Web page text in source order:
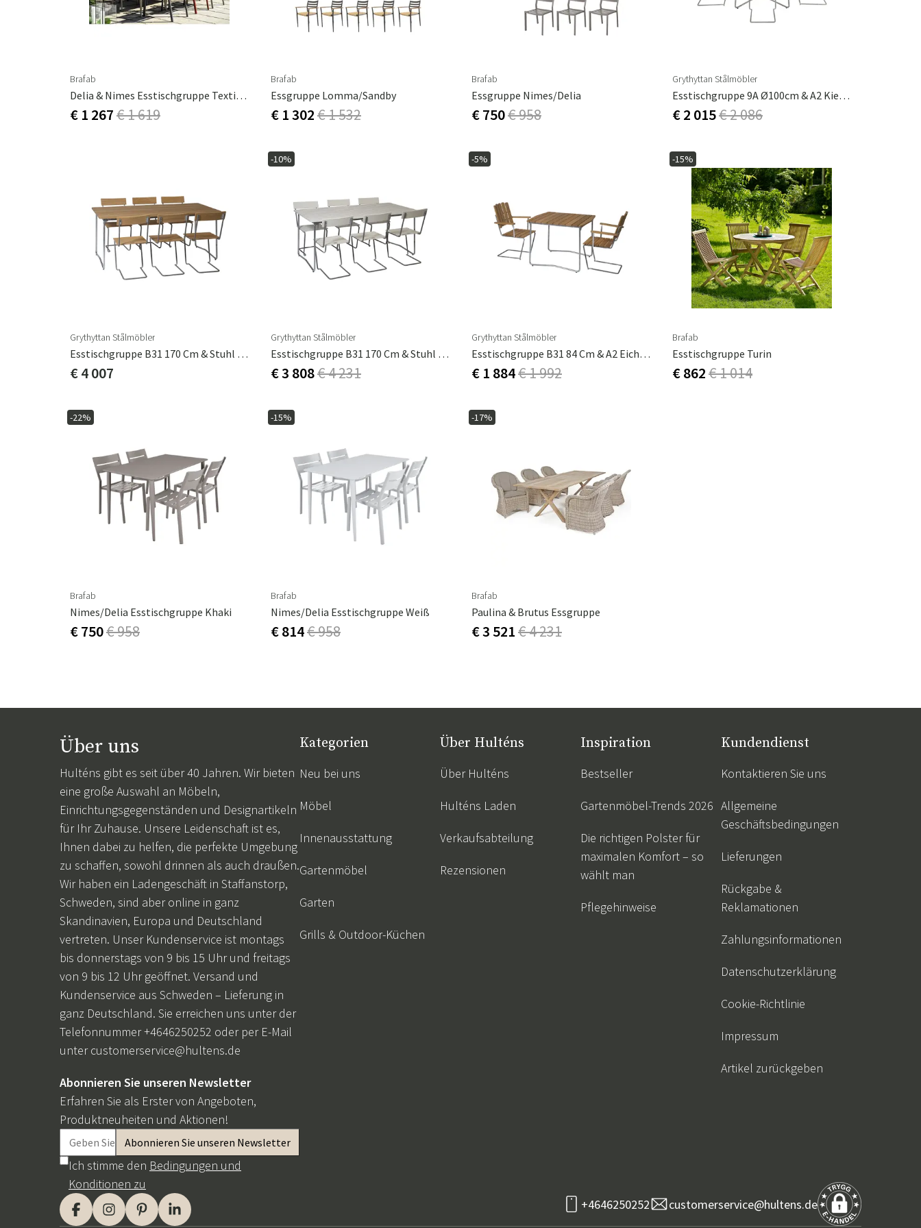
Brafab
Delia & Nimes Esstischgruppe Textilene
€ 1 267€ 1 619
Brafab
Essgruppe Lomma/Sandby
€ 1 302€ 1 532
Brafab
Essgruppe Nimes/Delia
€ 750€ 958
Grythyttan Stålmöbler
Esstischgruppe 9A Ø100cm & A2 Kiefer
€ 2 015€ 2 086
Grythyttan Stålmöbler
Esstischgruppe B31 170 Cm & Stuhl 1 Eiche Geölt
€ 4 007
-10%
Grythyttan Stålmöbler
Esstischgruppe B31 170 Cm & Stuhl 1 Eiche Weiß Lackiert
€ 3 808€ 4 231
-5%
Grythyttan Stålmöbler
Esstischgruppe B31 84 Cm & A2 Eiche Geölt
€ 1 884€ 1 992
-15%
Brafab
Esstischgruppe Turin
€ 862€ 1 014
-22%
Brafab
Nimes/Delia Esstischgruppe Khaki
€ 750€ 958
-15%
Brafab
Nimes/Delia Esstischgruppe Weiß
€ 814€ 958
-17%
Brafab
Paulina & Brutus Essgruppe
€ 3 521€ 4 231
Über uns
Hulténs gibt es seit über 40 Jahren. Wir bieten
eine große Auswahl an Möbeln,
Einrichtungsgegenständen und Designartikeln
für Ihr Zuhause. Unsere Leidenschaft ist es,
Ihnen dabei zu helfen, die perfekte Umgebung
zu schaffen, sowohl drinnen als auch draußen.
Wir haben ein Ladengeschäft in Staffanstorp,
Schweden, sind aber online in ganz
Skandinavien, Europa und Deutschland
vertreten. Unser Kundenservice ist montags
bis donnerstags von 9 bis 15 Uhr und freitags
von 9 bis 12 Uhr geöffnet. Versand und
Kundenservice aus Schweden – Lieferung in
ganz Deutschland. Sie erreichen uns unter der
Telefonnummer +4646250252 oder per E-Mail
untercustomerservice@hultens.de
Abonnieren Sie unseren Newsletter
Erfahren Sie als Erster von Angeboten,
Produktneuheiten und Aktionen!
Ich stimme den Bedingungen und
Konditionen zu
Kategorien
Neu bei uns
Möbel
Innenausstattung
Gartenmöbel
Garten
Grills & Outdoor-Küchen
Über Hulténs
Über Hulténs
Hulténs Laden
Verkaufsabteilung
Rezensionen
Inspiration
Bestseller
Gartenmöbel-Trends 2026
Die richtigen Polster für
maximalen Komfort – so
wählt man
Pflegehinweise
Kundendienst
Kontaktieren Sie uns
Allgemeine
Geschäftsbedingungen
Lieferungen
Rückgabe &
Reklamationen
Zahlungsinformationen
Datenschutzerklärung
Cookie-Richtlinie
Impressum
Artikel zurückgeben
+4646250252 customerservice@hultens.de